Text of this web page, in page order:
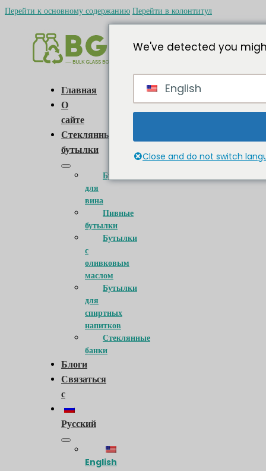
Перейти к основному содержанию Перейти в колонтитул
Главная
О
сайте
Стеклянные
бутылки
Бутылки
для
вина
Пивные
бутылки
Бутылки
с
оливковым
маслом
Бутылки
для
спиртных
напитков
Стеклянные
банки
Блоги
Связаться
с
Русский
English
We've detected you
English
Close and do not switch